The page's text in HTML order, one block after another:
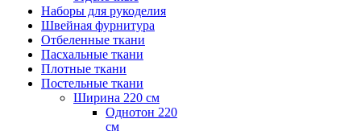
Наборы для рукоделия
Швейная фурнитура
Отбеленные ткани
Пасхальные ткани
Плотные ткани
Постельные ткани
Ширина 220 см
Однотон 220
см